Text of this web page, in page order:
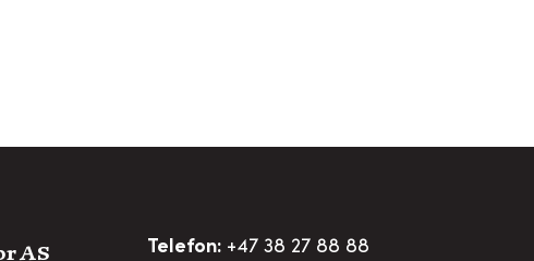
AS Telefon: +47 38 27 88 88